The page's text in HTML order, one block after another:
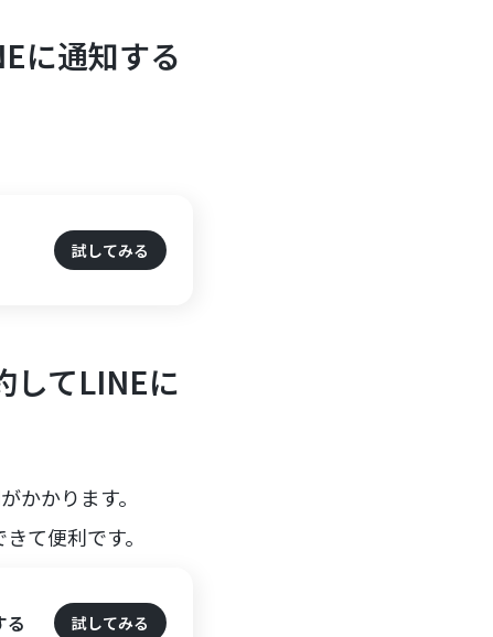
に通知する
試してみる
してLINEに
かかります。
て便利です。
る 試してみる